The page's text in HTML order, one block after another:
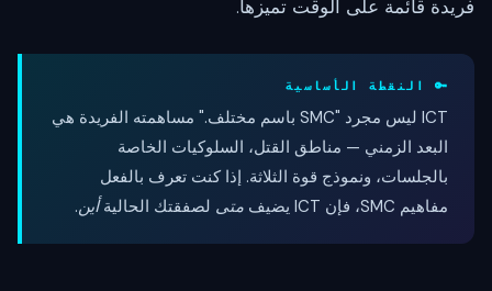
فريدة قائمة على الوقت تميزها.
🔑 النقطة الأساسية
ICT ليس مجرد "SMC باسم مختلف." مساهمته الفريدة هي
البعد الزمني — مناطق القتل، السلوكيات الخاصة
بالجلسات، ونموذج قوة الثلاثة. إذا كنت تعرف بالفعل
مفاهيم SMC، فإن ICT يضيف
متى لصفقتك الحاليةأين.